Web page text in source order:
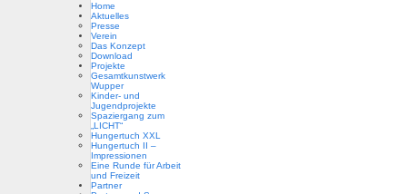
Home
Aktuelles
Presse
Verein
Das Konzept
Download
Projekte
Gesamtkunstwerk
Wupper
Kinder- und
Jugendprojekte
Spaziergang zum
„LICHT“
Hungertuch XXL
Hungertuch II –
Impressionen
Eine Runde für Arbeit
und Freizeit
Partner